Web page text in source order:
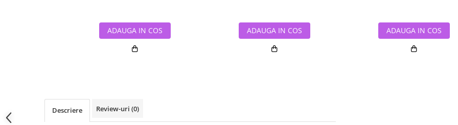
ADAUGA IN COS ADAUGA IN COS ADAUGA IN COS
Descriere Review-uri (0)